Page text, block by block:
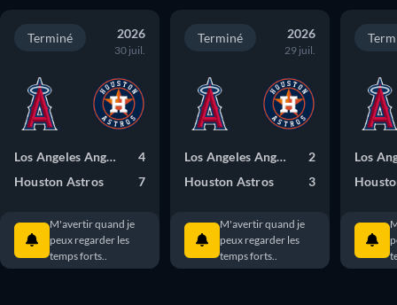
Terminé 2026
30 juil.
Los Angeles Angels
4
Houston Astros
7
M'avertir quand je
peux regarder les
temps forts..
Terminé 2026
29 juil.
Los Angeles Angels
2
Houston Astros
3
M'avertir quand je
peux regarder les
temps forts..